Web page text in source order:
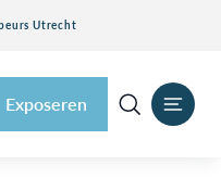
Utrecht
Exposeren